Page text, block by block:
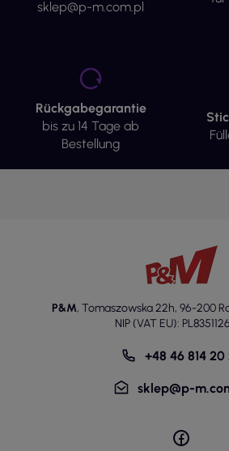
sklep@p-m.com.pl
Rückgabegarantie
bis zu 14 Tage ab
Bestellung
P&M, Tomaszowska 22h, 96-200
NIP (VAT EU):
+48 46 814 20
sklep@p-